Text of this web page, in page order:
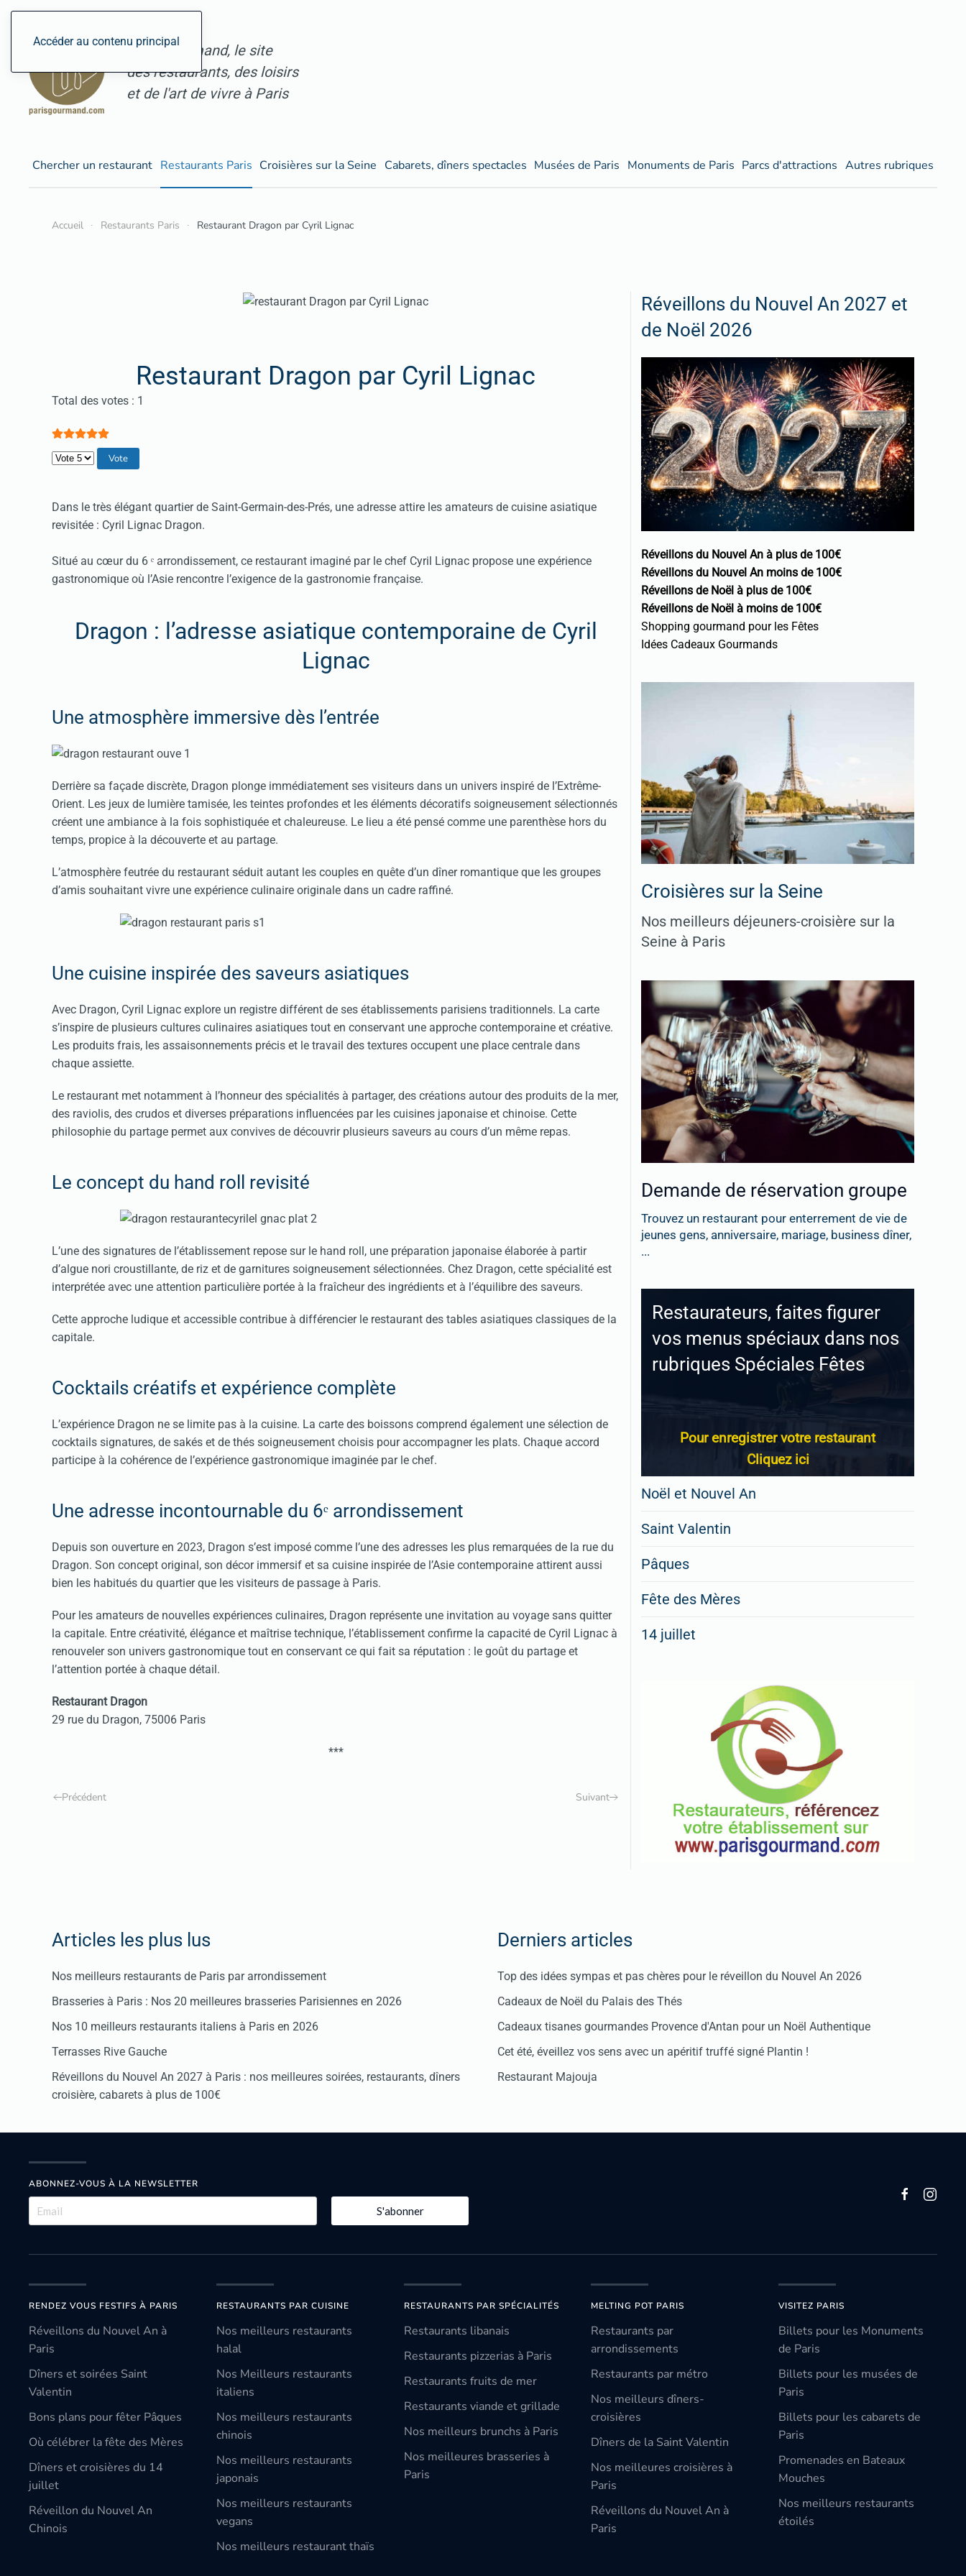
Accéder au contenu principal
ParisGourmand, le site
des restaurants, des loisirs
et de l'art de vivre à Paris
Chercher un restaurant Restaurants Paris Croisières sur la Seine Cabarets, dîners spectacles Musées de Paris Monuments de Paris Parcs d'attractions Autres rubriques
Accueil Restaurants Paris Restaurant Dragon par Cyril Lignac
Restaurant Dragon par Cyril Lignac
Vote utilisateur:5/
Total des votes : 1
Veuillez voter
Dans le très élégant quartier de Saint-Germain-des-Prés, une adresse attire les amateurs de cuisine asiatique
revisitée : Cyril Lignac Dragon.
Situé au cœur du 6 ᵉ arrondissement, ce restaurant imaginé par le chef Cyril Lignac propose une expérience
gastronomique où l’Asie rencontre l’exigence de la gastronomie française.
Dragon : l’adresse asiatique contemporaine de Cyril
Lignac
Une atmosphère immersive dès l’entrée
Derrière sa façade discrète, Dragon plonge immédiatement ses visiteurs dans un univers inspiré de l’Extrême-
Orient. Les jeux de lumière tamisée, les teintes profondes et les éléments décoratifs soigneusement sélectionnés
créent une ambiance à la fois sophistiquée et chaleureuse. Le lieu a été pensé comme une parenthèse hors du
temps, propice à la découverte et au partage.
L’atmosphère feutrée du restaurant séduit autant les couples en quête d’un dîner romantique que les groupes
d’amis souhaitant vivre une expérience culinaire originale dans un cadre raffiné.
Une cuisine inspirée des saveurs asiatiques
Avec Dragon, Cyril Lignac explore un registre différent de ses établissements parisiens traditionnels. La carte
s’inspire de plusieurs cultures culinaires asiatiques tout en conservant une approche contemporaine et créative.
Les produits frais, les assaisonnements précis et le travail des textures occupent une place centrale dans
chaque assiette.
Le restaurant met notamment à l’honneur des spécialités à partager, des créations autour des produits de la mer,
des raviolis, des crudos et diverses préparations influencées par les cuisines japonaise et chinoise. Cette
philosophie du partage permet aux convives de découvrir plusieurs saveurs au cours d’un même repas.
Le concept du hand roll revisité
L’une des signatures de l’établissement repose sur le hand roll, une préparation japonaise élaborée à partir
d’algue nori croustillante, de riz et de garnitures soigneusement sélectionnées. Chez Dragon, cette spécialité est
interprétée avec une attention particulière portée à la fraîcheur des ingrédients et à l’équilibre des saveurs.
Cette approche ludique et accessible contribue à différencier le restaurant des tables asiatiques classiques de la
capitale.
Cocktails créatifs et expérience complète
L’expérience Dragon ne se limite pas à la cuisine. La carte des boissons comprend également une sélection de
cocktails signatures, de sakés et de thés soigneusement choisis pour accompagner les plats. Chaque accord
participe à la cohérence de l’expérience gastronomique imaginée par le chef.
Une adresse incontournable du 6ᵉ arrondissement
Depuis son ouverture en 2023, Dragon s’est imposé comme l’une des adresses les plus remarquées de la rue du
Dragon. Son concept original, son décor immersif et sa cuisine inspirée de l’Asie contemporaine attirent aussi
bien les habitués du quartier que les visiteurs de passage à Paris.
Pour les amateurs de nouvelles expériences culinaires, Dragon représente une invitation au voyage sans quitter
la capitale. Entre créativité, élégance et maîtrise technique, l’établissement confirme la capacité de Cyril Lignac à
renouveler son univers gastronomique tout en conservant ce qui fait sa réputation : le goût du partage et
l’attention portée à chaque détail.
Restaurant Dragon
29 rue du Dragon, 75006 Paris
***
Précédent Suivant
Réveillons du Nouvel An 2027 et
de Noël 2026
Réveillons du Nouvel An à plus de 100€
Réveillons du Nouvel An moins de 100€
Réveillons de Noël à plus de 100€
Réveillons de Noël à moins de 100€
Shopping gourmand pour les Fêtes
Idées Cadeaux Gourmands
Croisières sur la Seine
Nos meilleurs déjeuners-croisière sur la
Seine à Paris
Demande de réservation groupe
Trouvez un restaurant pour enterrement de vie de
jeunes gens, anniversaire, mariage, business dîner,
...
Restaurateurs, faites figurer
vos menus spéciaux dans nos
rubriques Spéciales Fêtes
Pour enregistrer votre restaurant
Cliquez ici
Noël et Nouvel An
Saint Valentin
Pâques
Fête des Mères
14 juillet
Articles les plus lus
Nos meilleurs restaurants de Paris par arrondissement
Brasseries à Paris : Nos 20 meilleures brasseries Parisiennes en 2026
Nos 10 meilleurs restaurants italiens à Paris en 2026
Terrasses Rive Gauche
Réveillons du Nouvel An 2027 à Paris : nos meilleures soirées, restaurants, dîners
croisière, cabarets à plus de 100€
Derniers articles
Top des idées sympas et pas chères pour le réveillon du Nouvel An 2026
Cadeaux de Noël du Palais des Thés
Cadeaux tisanes gourmandes Provence d'Antan pour un Noël Authentique
Cet été, éveillez vos sens avec un apéritif truffé signé Plantin !
Restaurant Majouja
ABONNEZ-VOUS À LA NEWSLETTER
S'abonner
RENDEZ VOUS FESTIFS À PARIS
Réveillons du Nouvel An à
Paris
Dîners et soirées Saint
Valentin
Bons plans pour fêter Pâques
Où célébrer la fête des Mères
Dîners et croisières du 14
juillet
Réveillon du Nouvel An
Chinois
RESTAURANTS PAR CUISINE
Nos meilleurs restaurants
halal
Nos Meilleurs restaurants
italiens
Nos meilleurs restaurants
chinois
Nos meilleurs restaurants
japonais
Nos meilleurs restaurants
vegans
Nos meilleurs restaurant thaïs
RESTAURANTS PAR SPÉCIALITÉS
Restaurants libanais
Restaurants pizzerias à Paris
Restaurants fruits de mer
Restaurants viande et grillade
Nos meilleurs brunchs à Paris
Nos meilleures brasseries à
Paris
MELTING POT PARIS
Restaurants par
arrondissements
Restaurants par métro
Nos meilleurs dîners-
croisières
Dîners de la Saint Valentin
Nos meilleures croisières à
Paris
Réveillons du Nouvel An à
Paris
VISITEZ PARIS
Billets pour les Monuments
de Paris
Billets pour les musées de
Paris
Billets pour les cabarets de
Paris
Promenades en Bateaux
Mouches
Nos meilleurs restaurants
étoilés